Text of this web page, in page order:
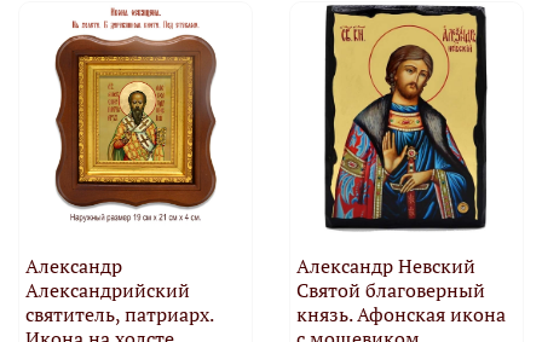
Александр
Александрийский
святитель, патриарх.
Александр Невский
Святой благоверный
князь. Афонская икона